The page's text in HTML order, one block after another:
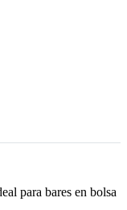
para bares en bolsa